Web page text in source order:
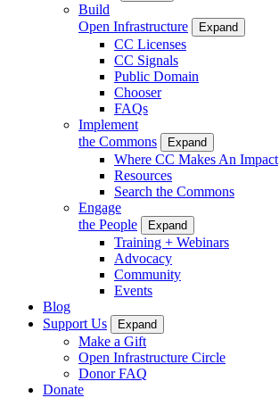
Build
Open Infrastructure
Expand
CC Licenses
CC Signals
Public Domain
Chooser
FAQs
Implement
the Commons
Expand
Where CC Makes An Impact
Resources
Search the Commons
Engage
the People
Expand
Training + Webinars
Advocacy
Community
Events
Blog
Support Us
Expand
Make a Gift
Open Infrastructure Circle
Donor FAQ
Donate